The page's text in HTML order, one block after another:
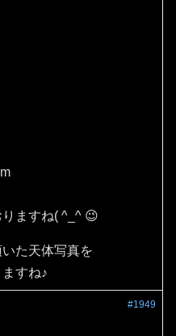
ますね( ^_^ 😉
た天体写真を
すね♪
#1949